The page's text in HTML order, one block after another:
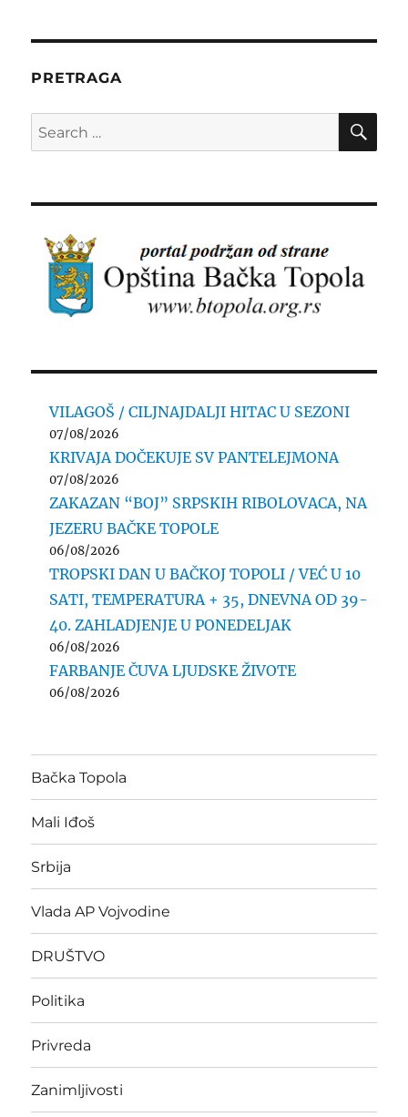
PRETRAGA
Search
for:
VILAGOŠ / CILJNAJDALJI HITAC U SEZONI
07/08/2026
KRIVAJA DOČEKUJE SV PANTELEJMONA
07/08/2026
ZAKAZAN “BOJ” SRPSKIH RIBOLOVACA, NA
JEZERU BAČKE TOPOLE
06/08/2026
TROPSKI DAN U BAČKOJ TOPOLI / VEĆ U 10
SATI, TEMPERATURA + 35, DNEVNA OD 39-
40. ZAHLADJENJE U PONEDELJAK
06/08/2026
FARBANJE ČUVA LJUDSKE ŽIVOTE
06/08/2026
Bačka Topola
Mali Iđoš
Srbija
Vlada AP Vojvodine
DRUŠTVO
Politika
Privreda
Zanimljivosti